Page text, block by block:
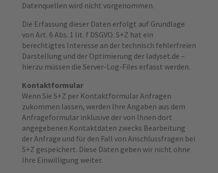
Datenquellen wird nicht vorgenommen.
Die Erfassung dieser Daten erfolgt auf Grundlage
von Art. 6 Abs. 1 lit. f DSGVO. S+Z hat ein
berechtigtes Interesse an der technisch fehlerfreien
Darstellung und der Optimierung der ladyset.de –
hierzu müssen die Server-Log-Files erfasst werden.
Kontaktformular
Wenn Sie S+Z per Kontaktformular Anfragen
zukommen lassen, werden Ihre Angaben aus dem
Anfrageformular inklusive der von Ihnen dort
angegebenen Kontaktdaten zwecks Bearbeitung
der Anfrage und für den Fall von Anschlussfragen bei
S+Z gespeichert. Diese Daten geben wir nicht ohne
Ihre Einwilligung weiter.